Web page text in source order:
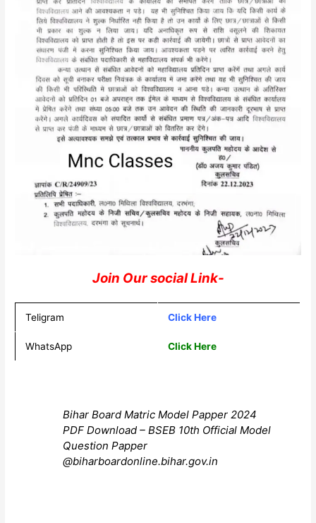
Join Our social Link-
Teligram Click Here
WhatsApp Click Here
Bihar Board Matric Model Papper 2024
PDF Download – BSEB 10th Official Model
Question Papper
@biharboardonline.bihar.gov.in